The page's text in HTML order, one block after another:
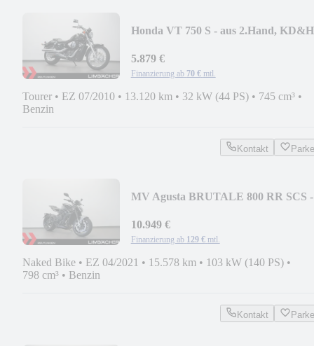
Honda VT 750 S - aus 2.Hand,
5.879 €
Finanzierung ab 70 € mtl.
Tourer • EZ 07/2010 • 13.120 km • 32 kW (44 PS) • 745 cm³ •
Benzin
Kontakt
MV Agusta BRUTALE 800 RR SCS -
10.949 €
Finanzierung ab 129 € mtl.
Naked Bike • EZ 04/2021 • 15.578 km • 103 kW (140 PS) •
798 cm³ • Benzin
Kontakt